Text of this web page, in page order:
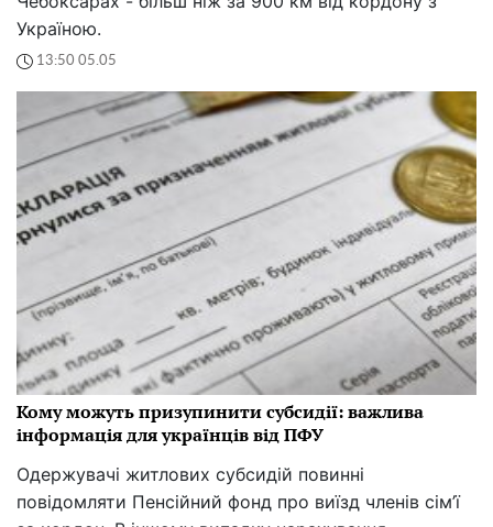
Україною.
13:50 05.05
Кому можуть призупинити субсидії: важлива
інформація для українців від ПФУ
Одержувачі житлових субсидій повинні
повідомляти Пенсійний фонд про виїзд членів сім’ї